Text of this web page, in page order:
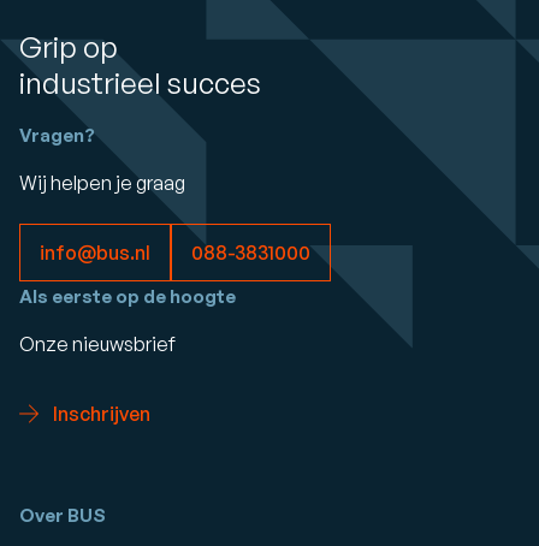
Grip op
industrieel succes
Vragen?
Wij helpen je graag
info@bus.nl 088-3831000
Als eerste op de hoogte
Onze nieuwsbrief
Inschrijven
Over BUS